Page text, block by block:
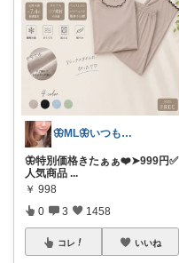
🦋ML🦋いつもありがとう💓
🦋特別価格きたぁぁ❤️➤999円✅
人気商品 ...
￥ 998
0 3 1458
コレ いいね